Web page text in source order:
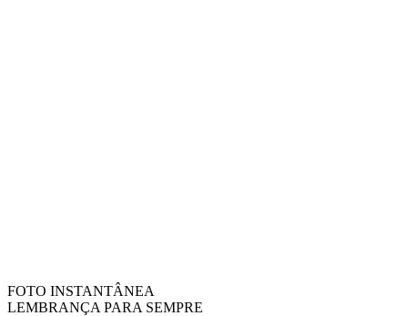
FOTO INSTANTÂNEA
LEMBRANÇA PARA SEMPRE